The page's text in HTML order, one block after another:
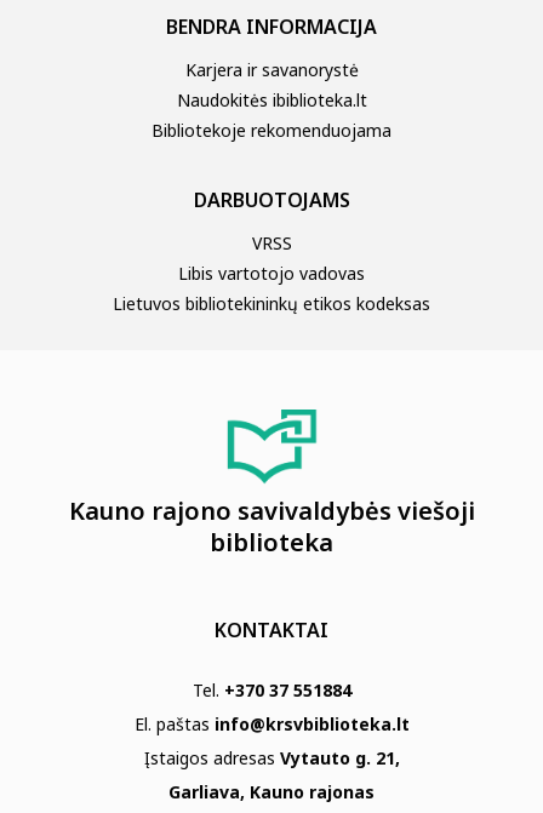
BENDRA INFORMACIJA
Karjera ir savanorystė
Naudokitės ibiblioteka.lt
Bibliotekoje rekomenduojama
DARBUOTOJAMS
VRSS
Libis vartotojo vadovas
Lietuvos bibliotekininkų etikos kodeksas
Kauno rajono savivaldybės viešoji
biblioteka
KONTAKTAI
Tel. +370 37 551884
El. paštas info@krsvbiblioteka.lt
Įstaigos adresas Vytauto g. 21,
Garliava, Kauno rajonas